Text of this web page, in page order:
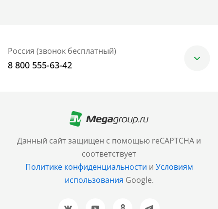
Данный сайт защищен с помощью reCAPTCHA и
соответствует
Политике конфиденциальности и Условиям
использования Google.
Россия (звонок бесплатный)
8 800 555-63-42
+7 (499) 705-30-10
Санкт-Петербург
+7 (812) 600-77-33
Барнаул
+7 (961) 999-93-93